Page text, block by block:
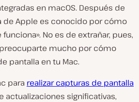
en macOS. Después de
de Apple es conocido por cómo
No es de extrañar, pues,
mucho por cómo
pantalla en tu Mac.
para realizar capturas de pantalla
actualizaciones significativas,